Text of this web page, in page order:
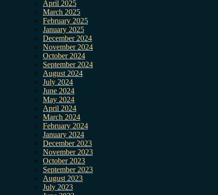
April 2025
March 2025
February 2025
January 2025
December 2024
November 2024
October 2024
September 2024
August 2024
July 2024
June 2024
May 2024
April 2024
March 2024
February 2024
January 2024
December 2023
November 2023
October 2023
September 2023
August 2023
July 2023